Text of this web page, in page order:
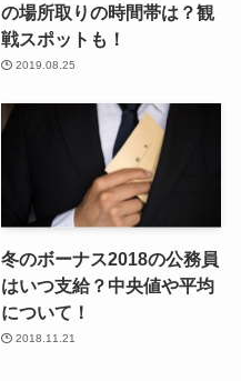
の場所取りの時間帯は？観
戦スポットも！
2019.08.25
冬のボーナス2018の公務員
はいつ支給？中央値や平均
について！
2018.11.21